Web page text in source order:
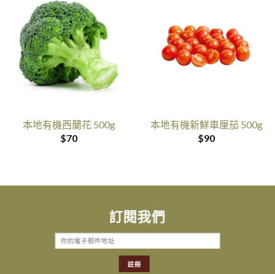
本地有機西蘭花 500g
$70
本地有機新鮮車厘茄 500g
$90
訂閱我們